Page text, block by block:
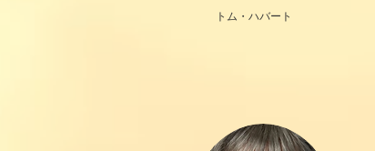
トム・ハバート